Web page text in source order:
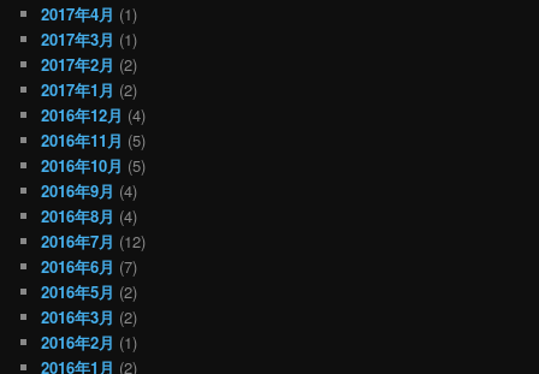
2017年4月 (1)
2017年3月 (1)
2017年2月 (2)
2017年1月 (2)
2016年12月 (4)
2016年11月 (5)
2016年10月 (5)
2016年9月 (4)
2016年8月 (4)
2016年7月 (12)
2016年6月 (7)
2016年5月 (2)
2016年3月 (2)
2016年2月 (1)
2016年1月 (2)